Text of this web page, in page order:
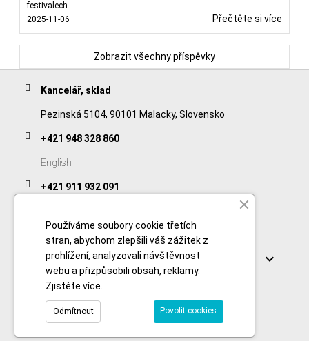
festivalech.
2025-11-06
Přečtěte si více
Zobrazit všechny příspěvky
Kancelář, sklad
Pezinská 5104, 90101 Malacky, Slovensko
+421 948 328 860
English
+421 911 932 091
Odkazy 
Používáme soubory cookie třetích
stran, abychom zlepšili váš zážitek z
prohlížení, analyzovali návštěvnost
webu a přizpůsobili obsah, reklamy.
Zjistěte více
Povolit cookies
Odmítnout